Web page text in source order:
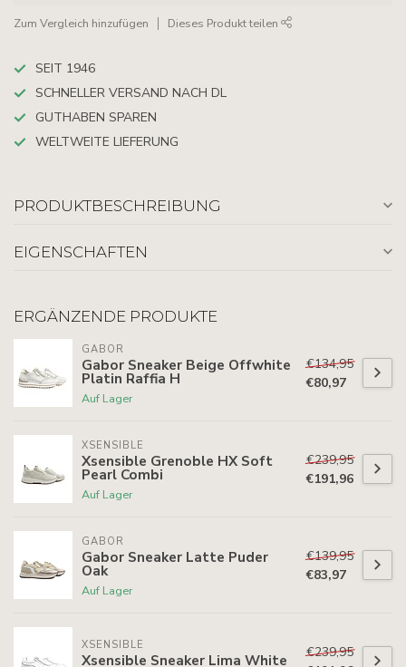
Zum Vergleich hinzufügen Dieses Produkt teilen
SEIT 1946
SCHNELLER VERSAND NACH DL
GUTHABEN SPAREN
WELTWEITE LIEFERUNG
PRODUKTBESCHREIBUNG
EIGENSCHAFTEN
ERGÄNZENDE PRODUKTE
GABOR
Gabor Sneaker Beige Offwhite
Platin Raffia H
Auf Lager
€134,95
€80,97
XSENSIBLE
Xsensible Grenoble HX Soft
Pearl Combi
Auf Lager
€239,95
€191,96
GABOR
Gabor Sneaker Latte Puder
Oak
Auf Lager
€139,95
€83,97
XSENSIBLE
Xsensible Sneaker Lima White
€239,95